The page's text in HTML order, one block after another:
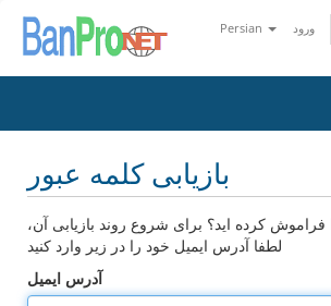
Persian ورود
بازیابی کلمه عبور
کرده اید؟ برای شروع روند بازیابی آن،
لطفا آدرس ایمیل خود را در زیر وارد کنید
آدرس ایمیل